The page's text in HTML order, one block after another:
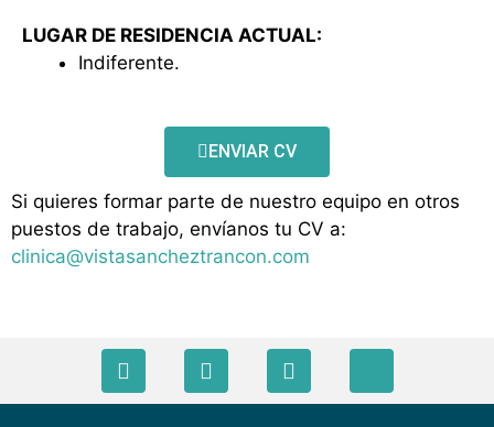
LUGAR DE RESIDENCIA ACTUAL:
Indiferente.
ENVIAR CV
Si quieres formar parte de nuestro equipo en otros
puestos de trabajo, envíanos tu CV a:
clinica@vistasancheztrancon.com